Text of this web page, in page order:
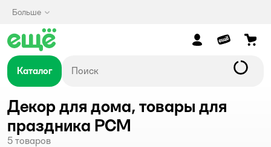
Больше
Каталог
Декор для дома, товары для
праздника РСМ
5 товаров